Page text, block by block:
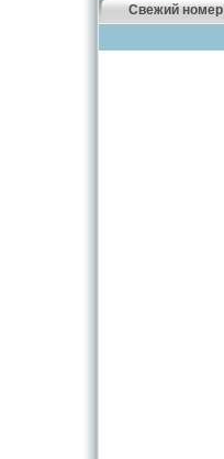
Свежий номер